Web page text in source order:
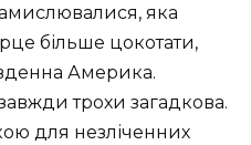
яка
більше цокотати,
Америка.
трохи загадкова.
для незліченних